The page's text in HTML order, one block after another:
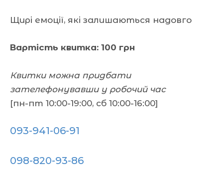
Щирі емоції, які залишаються надовго
Вартість квитка: 100 грн
Квитки можна придбати
зателефонувавши у робочий час
[пн-пт 10:00-19:00, сб 10:00-16:00]
093-941-06-91
098-820-93-86